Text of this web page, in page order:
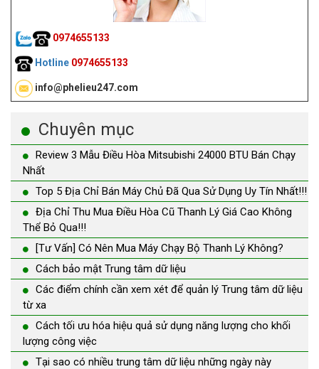
0974655133
Hotline 0974655133
info@phelieu247.com
Chuyên mục
Review 3 Mẫu Điều Hòa Mitsubishi 24000 BTU Bán Chạy
Nhất
Top 5 Địa Chỉ Bán Máy Chủ Đã Qua Sử Dụng Uy Tín Nhất!!!
Địa Chỉ Thu Mua Điều Hòa Cũ Thanh Lý Giá Cao Không
Thể Bỏ Qua!!!
[Tư Vấn] Có Nên Mua Máy Chạy Bộ Thanh Lý Không?
Cách bảo mật Trung tâm dữ liệu
Các điểm chính cần xem xét để quản lý Trung tâm dữ liệu
từ xa
Cách tối ưu hóa hiệu quả sử dụng năng lượng cho khối
lượng công việc
Tại sao có nhiều trung tâm dữ liệu những ngày này